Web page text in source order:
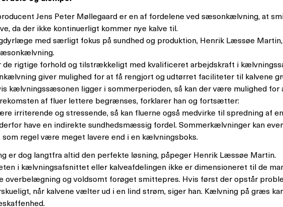
Jens Peter Møllegaard er en af fordelene ved sæsonkælvning, at
da der ikke kontinuerligt kommer nye kalve til.
med særligt fokus på sundhed og produktion, Henrik Læssøe
de rigtige forhold og tilstrækkeligt med kvalificeret arbejdskraft i
giver mulighed for at få rengjort og udtørret faciliteter til kalvene
kælvningssæsonen ligger i sommerperioden, så kan der være mulighed for
af fluer lettere begrænses, forklarer han og fortsætter:
irriterende og stressende, så kan fluerne også medvirke til spredning af
have en indirekte sundhedsmæssig fordel. Sommerkælvninger kan
regel være meget lavere end i en kælvningsboks.
er dog langtfra altid den perfekte løsning, påpeger Henrik Læssøe Martin.
i kælvningsafsnittet eller kalveafdelingen ikke er dimensioneret til de
overbelægning og voldsomt forøget smittepres. Hvis først der opstår
når kalvene vælter ud i en lind strøm, siger han. Kælvning på græs